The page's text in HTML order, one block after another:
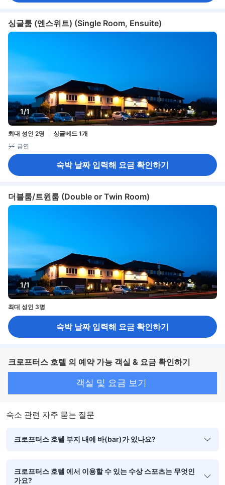
싱글룸 (엔스위트) (Single Room, Ensuite)
1/1
최대 성인 2명
싱글베드 1개
금연
숙박 날짜 입력해 요금 확인하기
더블룸/트윈룸 (Double or Twin Room)
1/1
최대 성인 3명
숙박 날짜 입력해 요금 확인하기
크로프터스 호텔 의 예약 가능 객실 & 요금 확인하기
객실 및 요금 보기
숙소 관련 자주 묻는 질문
크로프터스 호텔 부지 내에 바(bar)가 있나요?
크로프터스 호텔 에서 이용할 수 있는 수상 스포츠는 무엇인
가요?